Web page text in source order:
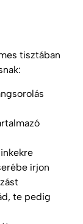
tisztában
írjon
te pedig